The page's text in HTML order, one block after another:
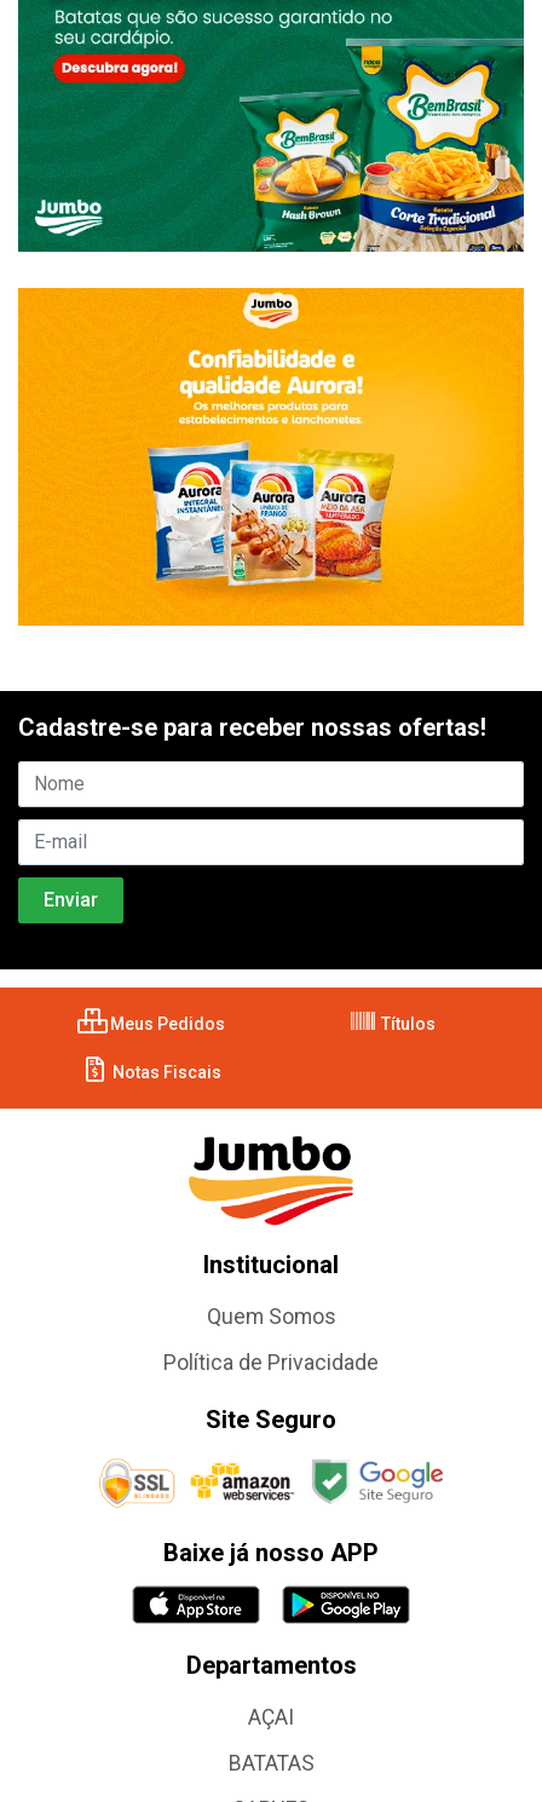
Cadastre-se para receber nossas ofertas!
Meus Pedidos Títulos
Notas Fiscais
Institucional
Quem Somos
Política de Privacidade
Site Seguro
Baixe já nosso APP
Departamentos
AÇAI
BATATAS